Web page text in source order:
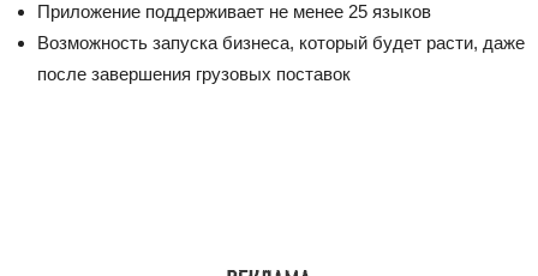
Приложение поддерживает не менее 25 языков
Возможность запуска бизнеса, который будет расти, даже
после завершения грузовых поставок